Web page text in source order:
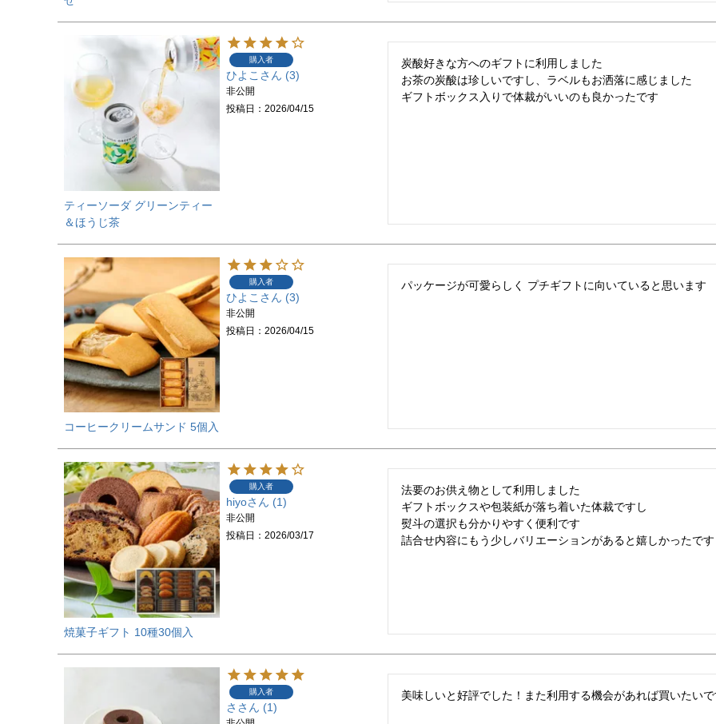
ティーソーダ グリーンティー
＆ほうじ茶
購入者
ひよこ 3
非公開
投稿日
2026/04/15
炭酸好きな方へのギフトに利用しました
お茶の炭酸は珍しいですし、ラベルもお洒落に感じました
ギフトボックス入りで体裁がいいのも良かったです
コーヒークリームサンド 5個入
購入者
ひよこ 3
非公開
投稿日
2026/04/15
パッケージが可愛らしく プチギフトに向いていると思います
焼菓子ギフト 10種30個入
購入者
hiyo 1
非公開
投稿日
2026/03/17
法要のお供え物として利用しました
ギフトボックスや包装紙が落ち着いた体裁ですし
熨斗の選択も分かりやすく便利です
詰合せ内容にもう少しバリエーションがあると嬉しかったです
購入者
さ 1
美味しいと好評でした！また利用する機会があれば買いたいで